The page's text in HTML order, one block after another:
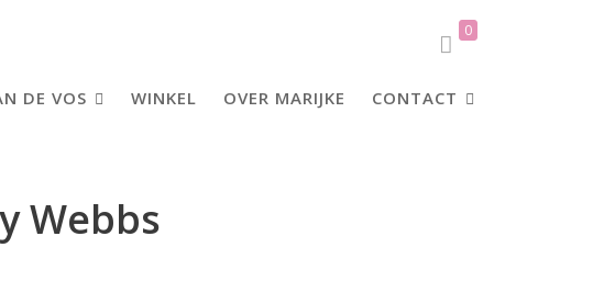
0
DE VOS WINKEL OVER MARIJKE CONTACT
Webbs